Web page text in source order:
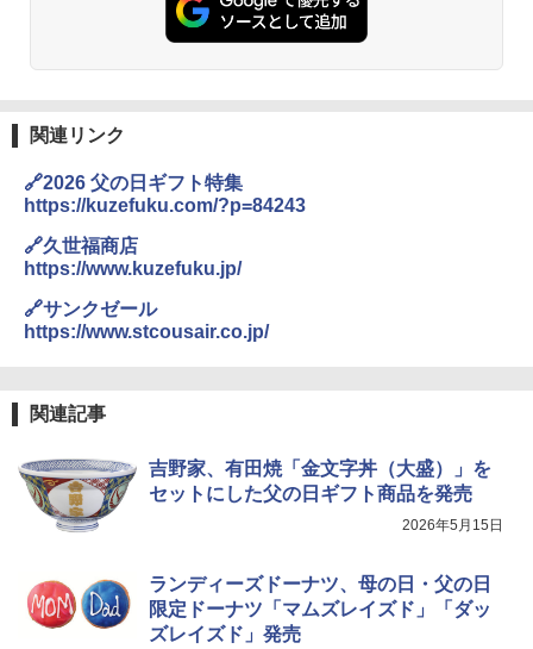
関連リンク
🔗2026 父の日ギフト特集
https://kuzefuku.com/?p=84243
🔗久世福商店
https://www.kuzefuku.jp/
🔗サンクゼール
https://www.stcousair.co.jp/
関連記事
吉野家、有田焼「金文字丼（大盛）」を
セットにした父の日ギフト商品を発売
2026年5月15日
ランディーズドーナツ、母の日・父の日
限定ドーナツ「マムズレイズド」「ダッ
ズレイズド」発売